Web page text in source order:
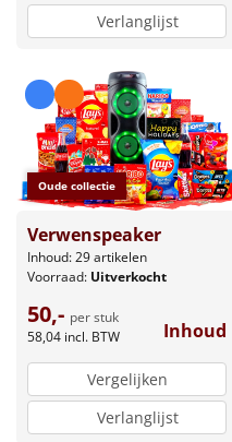
Verlanglijst
Oude collectie
Verwenspeaker
Inhoud: 29 artikelen
Voorraad: Uitverkocht
50,- per stuk
58,04 incl. BTW Inhoud
Vergelijken
Verlanglijst